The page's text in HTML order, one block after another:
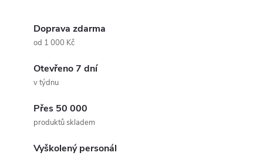
Doprava zdarma
od 1 000 Kč
Otevřeno 7 dní
v týdnu
Přes 50 000
produktů skladem
Vyškolený personál